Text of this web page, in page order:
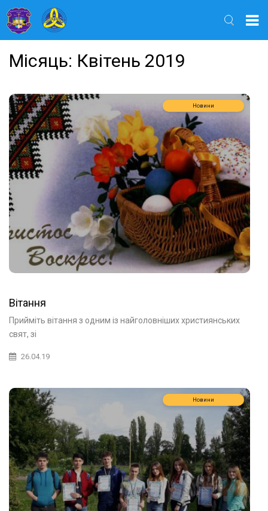
Місяць: Квітень 2019
Новини
Вітання
Прийміть вітання з одним із найголовніших християнських
свят, зі
26.04.19
Новини